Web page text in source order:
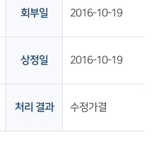
회부일 2016-10-19
상정일 2016-10-19
처리 결과 수정가결